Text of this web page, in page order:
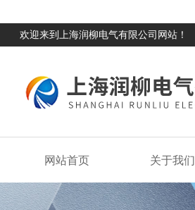
欢迎来到上海润柳电气有限公司网站！
网站首页 关于我们